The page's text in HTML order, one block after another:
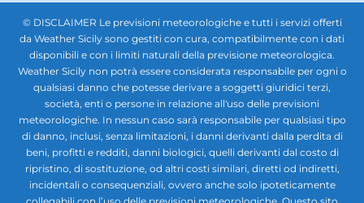
© DISCLAIMER Le previsioni meteorologiche e tutti i servizi offerti
da Weather Sicily sono gestiti con cura, compatibilmente con i dati
disponibili e con i limiti naturali della previsione meteorologica.
Weather Sicily non potrà essere considerata responsabile per ogni o
qualsiasi danno che potesse derivare a soggetti giuridici terzi,
società, enti o persone in relazione all'uso delle previsioni
meteorologiche. In nessun caso sarà responsabile per qualsiasi tipo
di danno, inclusi, senza limitazioni, i danni derivanti dalla perdita di
beni, profitti e redditi, danni biologici, quelli derivanti dal costo di
ripristino, di sostituzione, od altri costi similari, diretti od indiretti,
incidentali o consequenziali, ovvero anche solo ipoteticamente